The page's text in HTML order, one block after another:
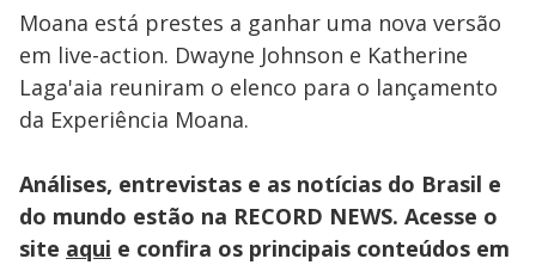
Moana está prestes a ganhar uma nova versão
em live-action. Dwayne Johnson e Katherine
Laga'aia reuniram o elenco para o lançamento
da Experiência Moana.
Análises, entrevistas e as notícias do Brasil e
do mundo estão na RECORD NEWS. Acesse o
site aqui e confira os principais conteúdos em